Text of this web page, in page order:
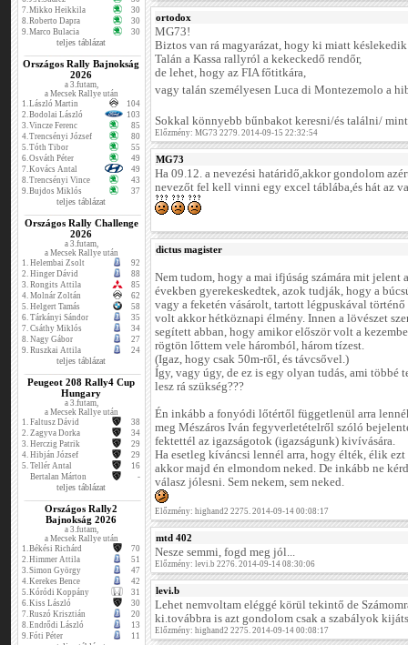
7.Mikko Heikkila
30
8.Roberto Dapra
30
9.Marco Bulacia 30
teljes táblázat
Országos Rally Bajnokság
2026
a 3.futam,
a Mecsek Rallye után
1.László Martin
104
2.Bodolai László
103
3.Vincze Ferenc
85
4.Trencsényi József
80
5.Tóth Tibor
55
6.Osváth Péter
49
7.Kovács Antal
49
8.Trencsényi Vince
43
9.Bujdos Miklós 37
teljes táblázat
Országos Rally Challenge
2026
a 3.futam,
a Mecsek Rallye után
1. Helembai Zsolt
92
2. Hinger Dávid
88
3. Rongits Attila
85
4. Molnár Zoltán
62
5. Helgert Tamás
58
6. Tárkányi Sándor
35
7. Csáthy Miklós
34
8. Nagy Gábor
27
9. Ruszkai Attila 24
teljes táblázat
Peugeot 208 Rally4 Cup
Hungary
a 3.futam,
a Mecsek Rallye után
1. Faltusz Dávid
38
2. Zagyva Dorka
34
3. Herczig Patrik
29
4. Hibján József
29
5. Tellér Antal
16
Bertalan Márton
-
teljes táblázat
Országos Rally2
Bajnokság 2026
a 3.futam,
a Mecsek Rallye után
1.Békési Richárd
70
2.Himmer Attila
51
3.Simon György
47
4.Kerekes Bence
42
5.Kóródi Koppány
31
6.Kiss László
30
7.Ruszó Krisztián
20
8.Endrődi László
13
9.Fóti Péter 11
ortodox
MG73!
Biztos van rá magyarázat, hogy ki miatt
Talán a Kassa rallyról a kekeckedő rendőr,
de lehet, hogy az FIA főtitkára,
vagy talán személyesen Luca di Montezemolo a
Sokkal könnyebb bűnbakot keresni/és találni/
Előzmény: MG73 2279. 2014-09-15 22:32:54
MG73
Ha 09.12. a nevezési határidő,akkor gondolom
nevezőt fel kell vinni egy excel táblába,és hát az
dictus magister
Nem tudom, hogy a mai ifjúság számára mit jelent
években gyerekeskedtek, azok tudják, hogy a
vagy a feketén vásárolt, tartott légpuskával történő
volt akkor hétköznapi élmény. Innen a lövészet
segített abban, hogy amikor először volt a
rögtön lőttem vele háromból, három tízest.
(Igaz, hogy csak 50m-ről, és távcsővel.)
Így, vagy úgy, de ez is egy olyan tudás, ami többé
lesz rá szükség???
Én inkább a fonyódi lőtértől függetlenül arra
meg Mészáros Iván fegyverletételről szóló
fektettél az igazságotok (igazságunk) kivívására.
Ha esetleg kíváncsi lennél arra, hogy élték, élik
akkor majd én elmondom neked. De inkább ne
válasz jólesni. Sem nekem, sem neked.
Előzmény: highand2 2275. 2014-09-14 00:08:17
mtd 402
Nesze semmi, fogd meg jól...
Előzmény: levi.b 2276. 2014-09-14 08:30:06
levi.b
Lehet nemvoltam eléggé körül tekintő de
ki.továbbra is azt gondolom csak a szabályok
Előzmény: highand2 2275. 2014-09-14 00:08:17